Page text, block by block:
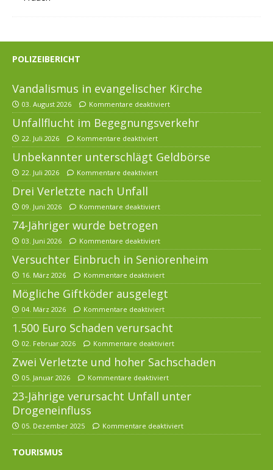
POLIZEIBERICHT
Vandalismus in evangelischer Kirche
03. August 2026 Kommentare deaktiviert
Unfallflucht im Begegnungsverkehr
22. Juli 2026 Kommentare deaktiviert
Unbekannter unterschlägt Geldbörse
22. Juli 2026 Kommentare deaktiviert
Drei Verletzte nach Unfall
09. Juni 2026 Kommentare deaktiviert
74-Jähriger wurde betrogen
03. Juni 2026 Kommentare deaktiviert
Versuchter Einbruch in Seniorenheim
16. März 2026 Kommentare deaktiviert
Mögliche Giftköder ausgelegt
04. März 2026 Kommentare deaktiviert
1.500 Euro Schaden verursacht
02. Februar 2026 Kommentare deaktiviert
Zwei Verletzte und hoher Sachschaden
05. Januar 2026 Kommentare deaktiviert
23-Jährige verursacht Unfall unter
Drogeneinfluss
05. Dezember 2025 Kommentare deaktiviert
TOURISMUS